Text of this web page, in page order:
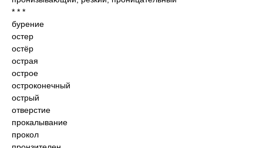
* * *
бурение
остер
остёр
острая
острое
остроконечный
острый
отверстие
прокалывание
прокол